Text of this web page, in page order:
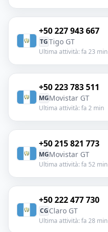
+50 227 943 667
TGTigo GT
Ultima attività: fa 23 min
+50 223 783 511
MGMovistar GT
Ultima attività: fa 2 min
+50 215 821 773
MGMovistar GT
Ultima attività: fa 52 min
+50 222 477 730
CGClaro GT
Ultima attività: fa 28 min